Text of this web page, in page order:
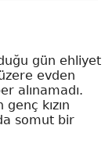
gün ehliyet
evden
alınamadı.
kızın
somut bir